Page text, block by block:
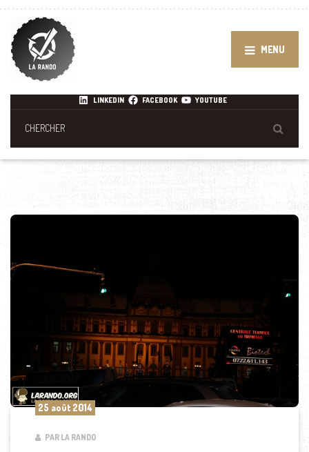
MENU
LINKEDIN FACEBOOK YOUTUBE
25 août 2014
PAR LA RANDO